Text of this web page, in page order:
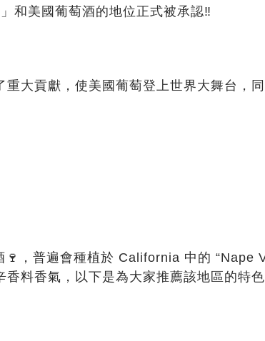
」和美國葡萄酒的地位正式被承認‼️
大貢獻，使美國葡萄登上世界大舞台，
🍷 ，普遍會種植於 California 中的 “Nape
料香氣，以下是為大家推薦該地區的特